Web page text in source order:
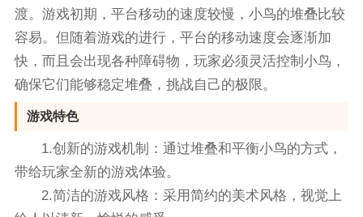
渡。游戏初期，平台移动的速度较慢，小鸟的堆叠比较
容易。但随着游戏的进行，平台的移动速度会逐渐加
快，而且会出现各种障碍物，玩家必须灵活控制小鸟，
确保它们能够稳定堆叠，挑战自己的极限。
游戏特色
1.创新的游戏机制：通过堆叠和平衡小鸟的方式，
带给玩家全新的游戏体验。
2.简洁的游戏风格：采用简约的美术风格，视觉上